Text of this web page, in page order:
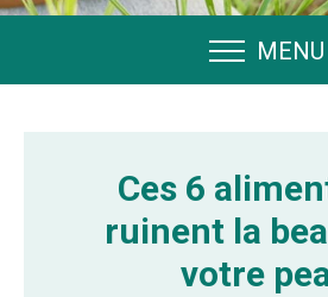
MENU
Ces 6
ruinent la
votre